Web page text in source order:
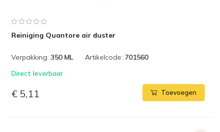
Reiniging Quantore air duster
Verpakking: 350 ML Artikelcode: 701560
Direct leverbaar
€ 5,11 Toevoegen